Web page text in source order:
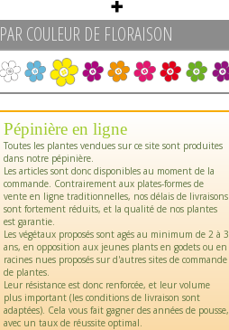
PAR COULEUR DE FLORAISON
Pépinière en ligne
Toutes les plantes vendues sur ce site sont produites
dans notre pépinière.
Les articles sont donc disponibles au moment de la
commande. Contrairement aux plates-formes de
vente en ligne traditionnelles, nos délais de livraisons
sont fortement réduits, et la qualité de nos plantes
est garantie.
Les végétaux proposés sont agés au minimum de 2 à 3
ans, en opposition aux jeunes plants en godets ou en
racines nues proposés sur d'autres sites de commande
de plantes.
Leur résistance est donc renforcée, et leur volume
plus important (les conditions de livraison sont
adaptées). Cela vous fait gagner des années de pousse,
avec un taux de réussite optimal.